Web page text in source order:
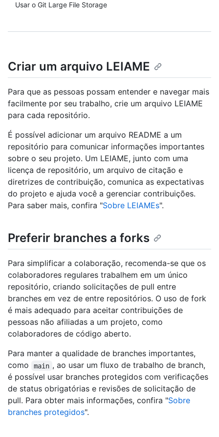
Usar o Git Large File Storage
Criar um arquivo LEIAME
Para que as pessoas possam entender e navegar mais
facilmente por seu trabalho, crie um arquivo LEIAME
para cada repositório.
É possível adicionar um arquivo README a um
repositório para comunicar informações importantes
sobre o seu projeto. Um LEIAME, junto com uma
licença de repositório, um arquivo de citação e
diretrizes de contribuição, comunica as expectativas
do projeto e ajuda você a gerenciar contribuições.
Para saber mais, confira "Sobre LEIAMEs".
Preferir branches a forks
Para simplificar a colaboração, recomenda-se que os
colaboradores regulares trabalhem em um único
repositório, criando solicitações de pull entre
branches em vez de entre repositórios. O uso de fork
é mais adequado para aceitar contribuições de
pessoas não afiliadas a um projeto, como
colaboradores de código aberto.
Para manter a qualidade de branches importantes,
como
main , ao usar um fluxo de trabalho de branch,
é possível usar branches protegidos com verificações
de status obrigatórias e revisões de solicitação de
pull. Para obter mais informações, confira "Sobre
branches protegidos".